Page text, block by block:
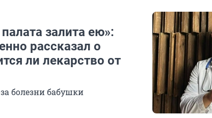
залита ею»:
рассказал о
ли лекарство от
болезни бабушки